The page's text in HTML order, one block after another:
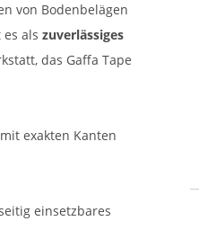
von Bodenbelägen
als zuverlässiges
das Gaffa Tape
exakten Kanten
einsetzbares